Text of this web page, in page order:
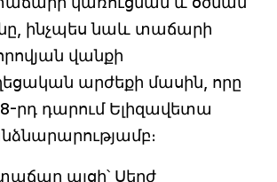
ինչպես նաև տաճարի
վանքի
արժեքի մասին, որը
րդ դարում Ելիզավետա
այցի՝ Սերժ